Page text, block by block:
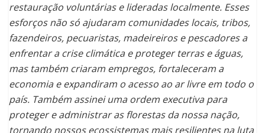
restauração voluntárias e lideradas localmente. Esses
esforços não só ajudaram comunidades locais, tribos,
fazendeiros, pecuaristas, madeireiros e pescadores a
enfrentar a crise climática e proteger terras e águas,
mas também criaram empregos, fortaleceram a
economia e expandiram o acesso ao ar livre em todo o
país. Também assinei uma ordem executiva para
proteger e administrar as florestas da nossa nação,
tornando nossos ecossistemas mais resilientes na luta